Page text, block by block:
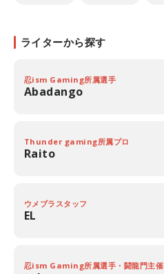
ライターから探す
忍ism Gaming所属選手
Abadango
Thunder gaming所属プロ
Raito
ウメブラスタッフ
EL
忍ism Gaming所属選手・闘龍門主催